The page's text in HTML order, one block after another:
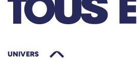
UNIVERS